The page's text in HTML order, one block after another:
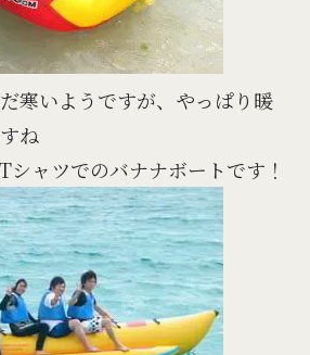
寒いようですが、やっぱり暖
ね
シャツでのバナナボートです！